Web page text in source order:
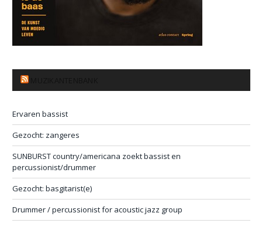
Ervaren bassist
Gezocht: zangeres
SUNBURST country/americana zoekt bassist en
percussionist/drummer
Gezocht: basgitarist(e)
Drummer / percussionist for acoustic jazz group